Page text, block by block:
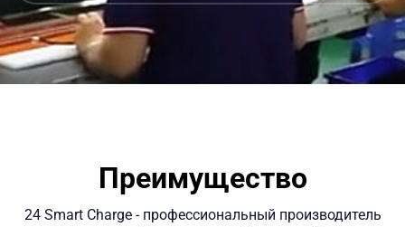
Преимущество
24 Smart Charge - профессиональный производитель